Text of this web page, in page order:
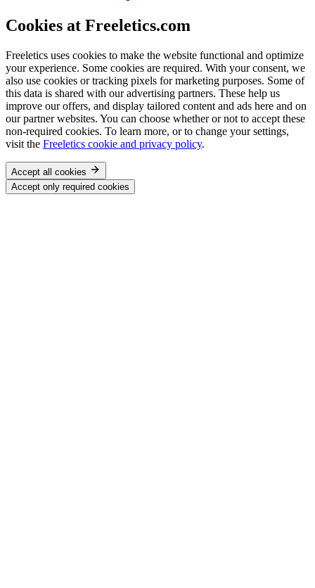
Cookies at Freeletics.com
Freeletics uses cookies to make the website functional and optimize
your experience. Some cookies are required. With your consent, we
also use cookies or tracking pixels for marketing purposes. Some of
this data is shared with our advertising partners. These help us
improve our offers, and display tailored content and ads here and on
our partner websites. You can choose whether or not to accept these
non-required cookies. To learn more, or to change your settings,
visit the Freeletics cookie and privacy policy.
Accept all cookies
Accept only required cookies